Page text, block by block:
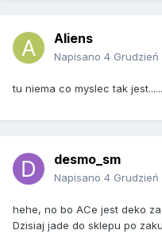
Aliens
Napisano 4 Grudzień
tu niema co myslec tak
desmo_sm
Napisano 4 Grudzień
hehe, no bo ACe jest deko za
Dzisiaj jade do sklepu po